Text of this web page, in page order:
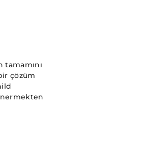
tamamını
çözüm